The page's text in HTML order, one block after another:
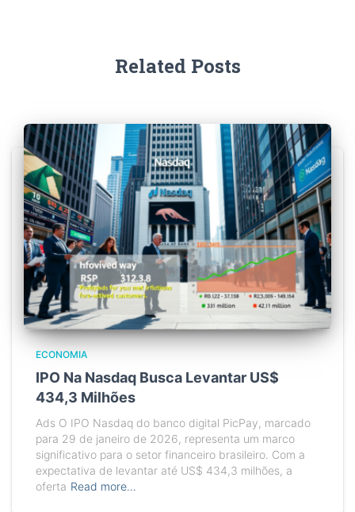
Related Posts
ECONOMIA
IPO Na Nasdaq Busca Levantar US$
434,3 Milhões
Ads O IPO Nasdaq do banco digital PicPay, marcado
para 29 de janeiro de 2026, representa um marco
significativo para o setor financeiro brasileiro. Com a
expectativa de levantar até US$ 434,3 milhões, a
oferta Read more…